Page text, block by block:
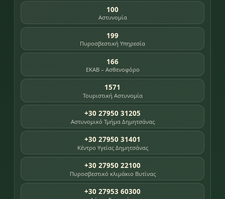
100
Αστυνομία
199
Πυροσβεστική Υπηρεσία
166
ΕΚΑΒ – Ασθενοφόρο
1571
Τουριστική Αστυνομία
+30 27950 31205
Αστυνομικό Τμήμα Δημητσάνας
+30 27950 31401
Κέντρο Υγείας Δημητσάνας
+30 27950 22100
Πυροσβεστικό κλιμάκιο Βυτίνας
+30 27953 60300